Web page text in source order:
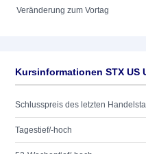
Veränderung zum Vortag
Kursinformationen STX US
Schlusspreis des letzten
Tagestief/-hoch